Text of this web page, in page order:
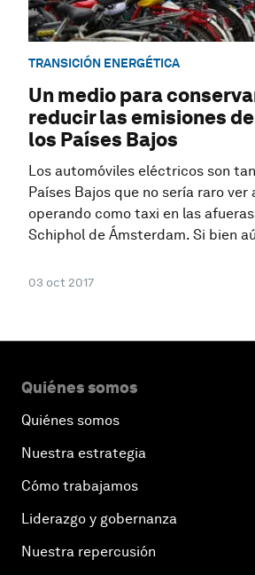
TRANSICIÓN ENERGÉTICA
Un medio para
reducir las emisiones
los Países Bajos
Los automóviles eléctricos son
Países Bajos que no sería raro ver
operando como taxi en las
Schiphol de Ámsterdam. Si bien
03 oct 2017
Quiénes somos
Quiénes somos
Nuestra estrategia
Cómo trabajamos
Liderazgo y gobernanza
Nuestra repercusión